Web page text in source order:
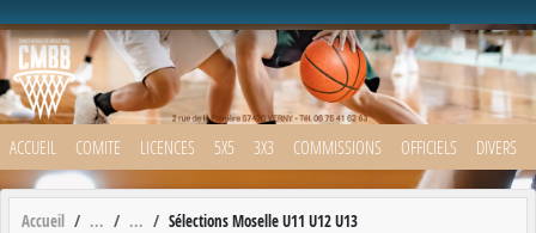
ACCUEIL COMITE LICENCES 5X5 3X3 COMMISSIONS OFFICIELS DIVERS
Accueil Sélections Moselle U11 U12 U13